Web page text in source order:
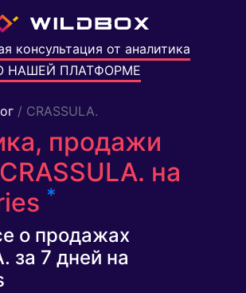
консультация от аналитика
НАШЕЙ ПЛАТФОРМЕ
/ CRASSULA.
продажи
на
*
о продажах
за 7 дней на